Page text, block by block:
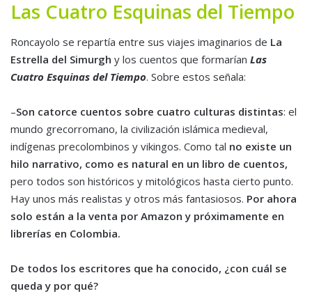
Las Cuatro Esquinas del Tiempo
Roncayolo se repartía entre sus viajes imaginarios de La
Estrella del Simurgh y los cuentos que formarían Las
Cuatro Esquinas del Tiempo. Sobre estos señala:
–Son catorce cuentos sobre cuatro culturas distintas: el
mundo grecorromano, la civilización islámica medieval,
indígenas precolombinos y vikingos. Como tal no existe un
hilo narrativo, como es natural en un libro de cuentos,
pero todos son históricos y mitológicos hasta cierto punto.
Hay unos más realistas y otros más fantasiosos. Por ahora
solo están a la venta por Amazon y próximamente en
librerías en Colombia.
De todos los escritores que ha conocido, ¿con cuál se
queda y por qué?